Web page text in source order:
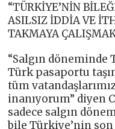
“TÜRKİYE’NİN
ASILSIZ İDDİA VE
TAKMAYA
“Salgın
Türk pasaportu
tüm
inanıyorum” diyen
sadece salgın
bile Türkiye’nin son